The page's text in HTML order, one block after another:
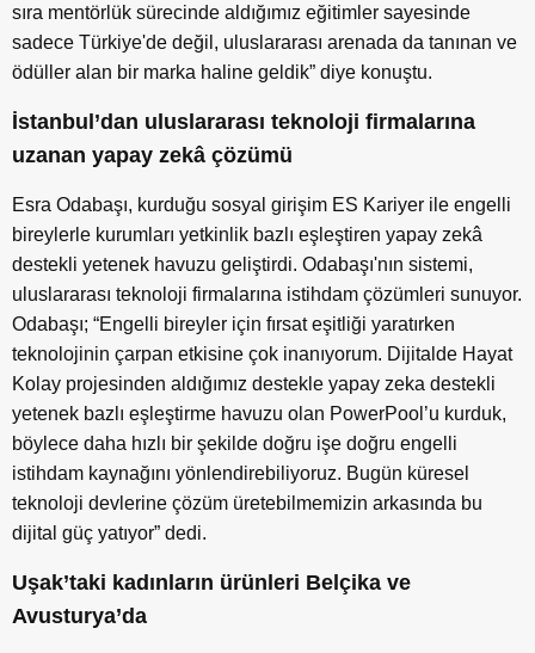
sıra mentörlük sürecinde aldığımız eğitimler sayesinde
sadece Türkiye'de değil, uluslararası arenada da tanınan ve
ödüller alan bir marka haline geldik” diye konuştu.
İstanbul’dan uluslararası teknoloji firmalarına
uzanan yapay zekâ çözümü
Esra Odabaşı, kurduğu sosyal girişim ES Kariyer ile engelli
bireylerle kurumları yetkinlik bazlı eşleştiren yapay zekâ
destekli yetenek havuzu geliştirdi. Odabaşı'nın sistemi,
uluslararası teknoloji firmalarına istihdam çözümleri sunuyor.
Odabaşı; “Engelli bireyler için fırsat eşitliği yaratırken
teknolojinin çarpan etkisine çok inanıyorum. Dijitalde Hayat
Kolay projesinden aldığımız destekle yapay zeka destekli
yetenek bazlı eşleştirme havuzu olan PowerPool’u kurduk,
böylece daha hızlı bir şekilde doğru işe doğru engelli
istihdam kaynağını yönlendirebiliyoruz. Bugün küresel
teknoloji devlerine çözüm üretebilmemizin arkasında bu
dijital güç yatıyor” dedi.
Uşak’taki kadınların ürünleri Belçika ve
Avusturya’da